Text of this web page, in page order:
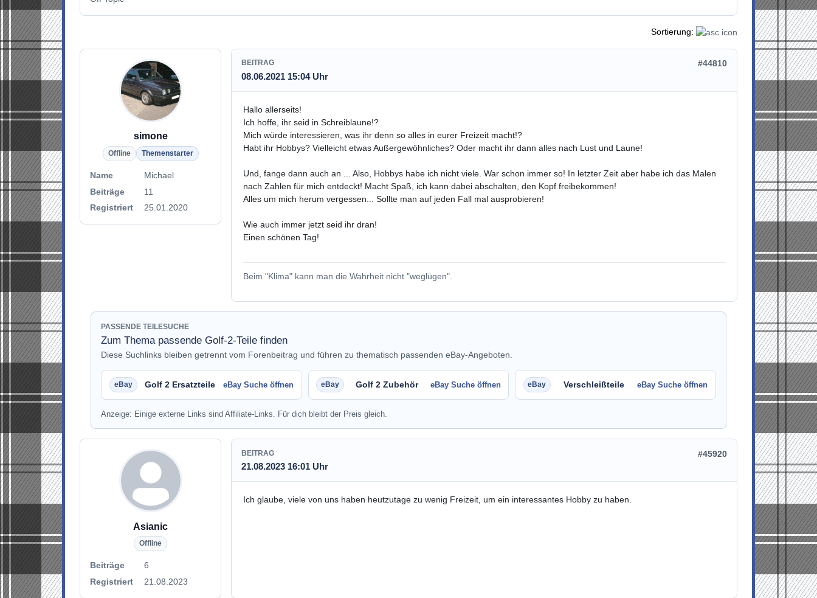
Sortierung:
simone
Offline Themenstarter
Name
Michael
Beiträge
11
Registriert
25.01.2020
BEITRAG
08.06.2021 15:04 Uhr
#44810
Hallo allerseits!
Ich hoffe, ihr seid in Schreiblaune!?
Mich würde interessieren, was ihr denn so alles in eurer Freizeit macht!?
Habt ihr Hobbys? Vielleicht etwas Außergewöhnliches? Oder macht ihr dann alles nach Lust und Laune!
Und, fange dann auch an ... Also, Hobbys habe ich nicht viele. War schon immer so! In letzter Zeit aber habe ich das Malen
nach Zahlen für mich entdeckt! Macht Spaß, ich kann dabei abschalten, den Kopf freibekommen!
Alles um mich herum vergessen... Sollte man auf jeden Fall mal ausprobieren!
Wie auch immer jetzt seid ihr dran!
Einen schönen Tag!
Beim "Klima" kann man die Wahrheit nicht "weglügen".
PASSENDE TEILESUCHE
Zum Thema passende Golf-2-Teile finden
Diese Suchlinks bleiben getrennt vom Forenbeitrag und führen zu thematisch passenden eBay-Angeboten.
Golf 2 Ersatzteile eBay Suche öffnen Golf 2 Zubehör eBay Suche öffnen Verschleißteile eBay Suche öffnen
Anzeige: Einige externe Links sind Affiliate-Links. Für dich bleibt der Preis gleich.
Asianic
Offline
Beiträge
6
Registriert
21.08.2023
BEITRAG
21.08.2023 16:01 Uhr
#45920
Ich glaube, viele von uns haben heutzutage zu wenig Freizeit, um ein interessantes Hobby zu haben.